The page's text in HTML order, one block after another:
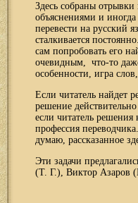
Здесь собраны
объяснениями и
перевести на русский
сталкивается
сам попробовать его
очевидным, что-то
особенности, игра
Если читатель найдет
решение
если читатель решения
профессия
думаю, рассказанное
Эти задачи
(Т. Г.), Виктор Азаров